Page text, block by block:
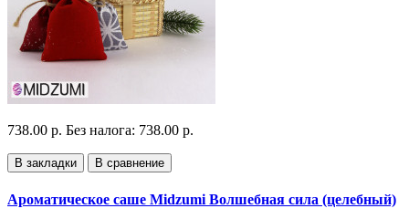
738.00 р. Без налога: 738.00 р.
В закладки В сравнение
Ароматическое саше Midzumi Волшебная сила (целебный)